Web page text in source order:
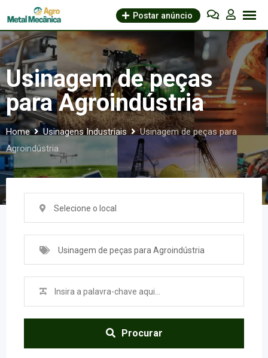
to
content
Postar anúncio
Usinagem de peças
para Agroindústria
Home Usinagens Industriais
Usinagem de peças para
Agroindústria
Selecione o local
Usinagem de peças para Agroindústria
Procurar